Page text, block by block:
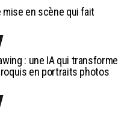
mise en scène qui fait
: une IA qui transforme
en portraits photos